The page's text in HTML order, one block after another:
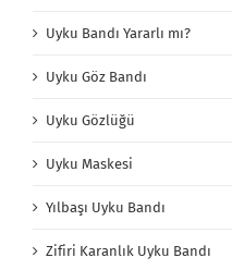
Uyku Bandı Yararlı mı?
Uyku Göz Bandı
Uyku Gözlüğü
Uyku Maskesi
Yılbaşı Uyku Bandı
Zifiri Karanlık Uyku Bandı